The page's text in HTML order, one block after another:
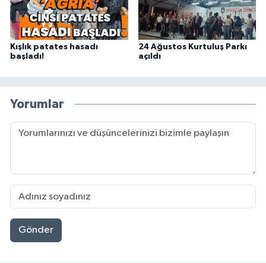
Kışlık patates hasadı
başladı!
24 Ağustos Kurtuluş Parkı
açıldı
Yorumlar
Gönder